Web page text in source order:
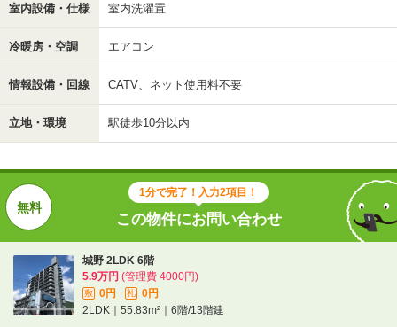
室内設備・仕様 室内洗濯置
冷暖房・空調 エアコン
情報設備・回線 CATV、ネット使用料不要
立地・環境 駅徒歩10分以内
1分で完了！入力2項目！
この物件にお問い合わせ
城野 2LDK 6階
5.9万円 (管理費 4000円)
敷 0円 礼
0円
2LDK｜55.83m²｜6階/13階建